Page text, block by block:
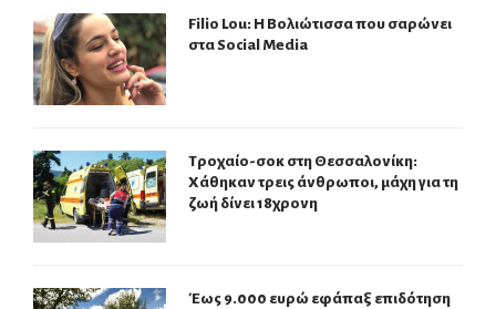
Filio Lou: Η Βολιώτισσα που σαρώνει
στα Social Media
Τροχαίο-σοκ στη Θεσσαλονίκη:
Χάθηκαν τρεις άνθρωποι, μάχη για τη
ζωή δίνει 18χρονη
Έως 9.000 ευρώ εφάπαξ επιδότηση